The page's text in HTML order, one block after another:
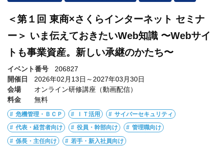
＜第１回 東商×さくらインターネット セミナ
ー＞ いま伝えておきたいWeb知識 〜Webサイ
トも事業資産。新しい承継のかたち〜
イベント番号
206827
開催日
2026年02月13日～2027年03月30日
会場
オンライン研修講座（動画配信）
料金
無料
危機管理・ＢＣＰ ＩＴ活用 サイバーセキュリティ
代表・経営者向け 役員・幹部向け 管理職向け
係長・主任向け 若手・新入社員向け